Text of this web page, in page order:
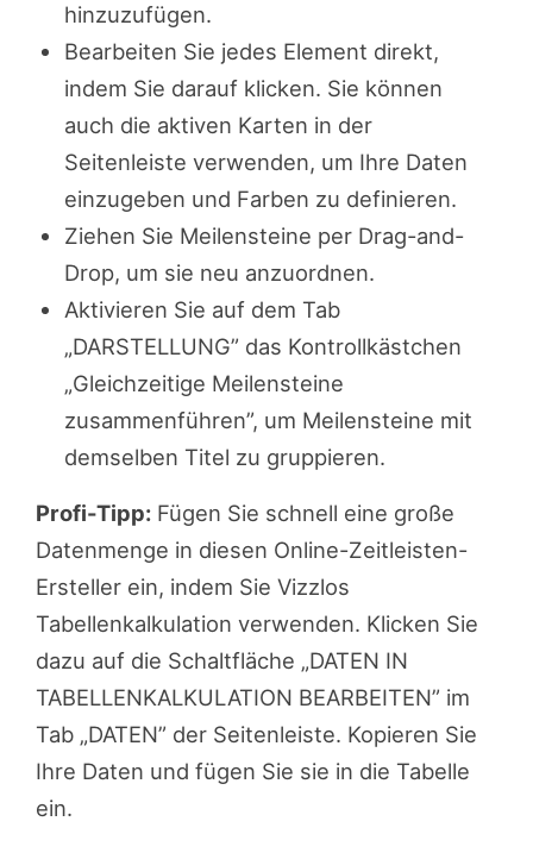
hinzuzufügen.
Bearbeiten Sie jedes Element direkt,
indem Sie darauf klicken. Sie können
auch die aktiven Karten in der
Seitenleiste verwenden, um Ihre Daten
einzugeben und Farben zu definieren.
Ziehen Sie Meilensteine per Drag-and-
Drop, um sie neu anzuordnen.
Aktivieren Sie auf dem Tab
„DARSTELLUNG” das Kontrollkästchen
„Gleichzeitige Meilensteine
zusammenführen”, um Meilensteine mit
demselben Titel zu gruppieren.
Profi-Tipp: Fügen Sie schnell eine große
Datenmenge in diesen Online-Zeitleisten-
Ersteller ein, indem Sie Vizzlos
Tabellenkalkulation verwenden. Klicken Sie
dazu auf die Schaltfläche „DATEN IN
TABELLENKALKULATION BEARBEITEN” im
Tab „DATEN” der Seitenleiste. Kopieren Sie
Ihre Daten und fügen Sie sie in die Tabelle
ein.